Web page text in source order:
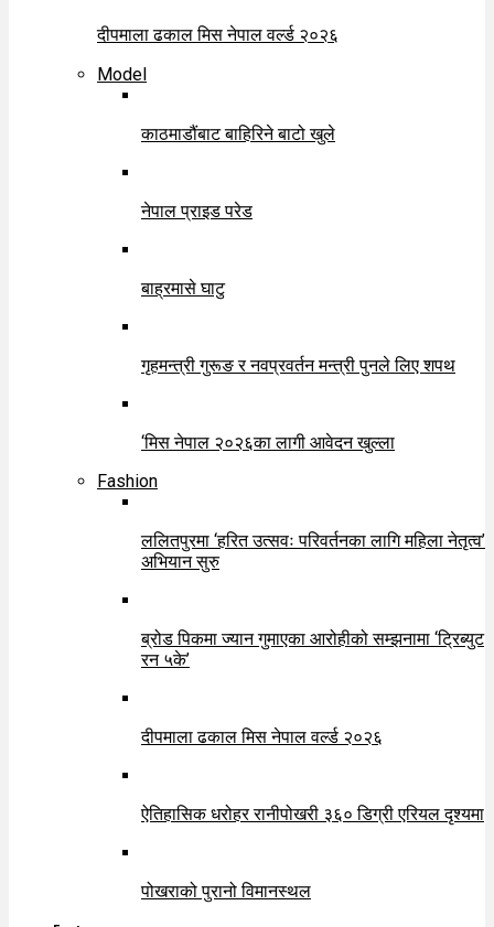
दीपमाला ढकाल मिस नेपाल वर्ल्ड २०२६
Model
काठमाडौंबाट बाहिरिने बाटो खुले
नेपाल प्राइड परेड
बाह्रमासे घाटु
गृहमन्त्री गुरूङ र नवप्रवर्तन मन्त्री पुनले लिए शपथ
‘मिस नेपाल २०२६का लागी आवेदन खुल्ला
Fashion
ललितपुरमा ‘हरित उत्सवः परिवर्तनका लागि महिला नेतृत्व’
अभियान सुरु
ब्रोड पिकमा ज्यान गुमाएका आरोहीको सम्झनामा ‘ट्रिब्युट
रन ५के’
दीपमाला ढकाल मिस नेपाल वर्ल्ड २०२६
ऐतिहासिक धरोहर रानीपोखरी ३६० डिग्री एरियल दृश्यमा
पोखराको पुरानो विमानस्थल